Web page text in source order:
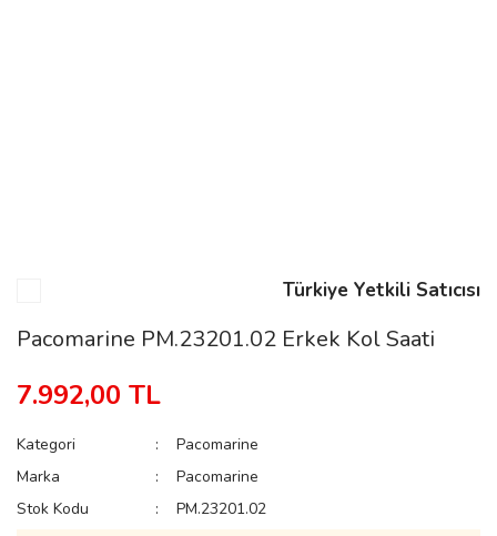
Türkiye Yetkili Satıcısı
Pacomarine PM.23201.02 Erkek Kol Saati
7.992,00 TL
Kategori
Pacomarine
Marka
Pacomarine
Stok Kodu
PM.23201.02